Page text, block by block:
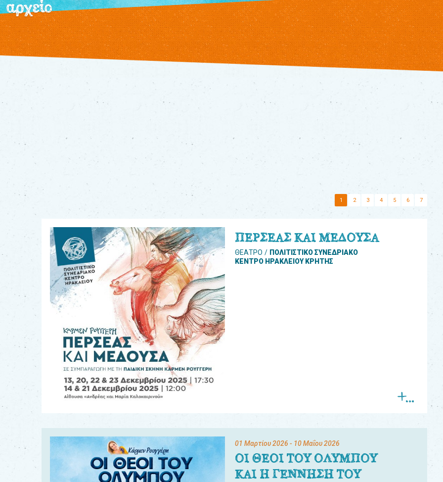
αρχείο
1 2 3 4 5 6 7
ΠΕΡΣΕΑΣ ΚΑΙ ΜΕΔΟΥΣΑ
ΘΕΑΤΡΟ
ΠΟΛΙΤΙΣΤΙΚΟ ΣΥΝΕΔΡΙΑΚΟ
ΚΕΝΤΡΟ ΗΡΑΚΛΕΙΟΥ ΚΡΗΤΗΣ
01 Μαρτίου 2026 - 10 Μαΐου 2026
ΟΙ ΘΕΟΙ ΤΟΥ ΟΛΥΜΠΟΥ
ΚΑΙ Η ΓΕΝΝΗΣΗ ΤΟΥ